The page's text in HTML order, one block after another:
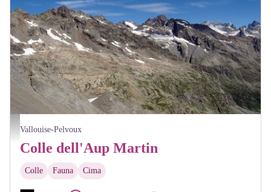
Vue depuis le col de l'Aup Martin - Thierry Maillet - PNE
Vallouise-Pelvoux
Colle dell'Aup Martin
Colle Fauna Cima